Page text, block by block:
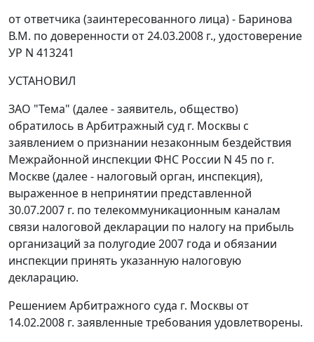
от ответчика (заинтересованного лица) - Баринова
В.М. по доверенности от 24.03.2008 г., удостоверение
УР N 413241
УСТАНОВИЛ
ЗАО "Тема" (далее - заявитель, общество)
обратилось в Арбитражный суд г. Москвы с
заявлением о признании незаконным бездействия
Межрайонной инспекции ФНС России N 45 по г.
Москве (далее - налоговый орган, инспекция),
выраженное в непринятии представленной
30.07.2007 г. по телекоммуникационным каналам
связи налоговой декларации по налогу на прибыль
организаций за полугодие 2007 года и обязании
инспекции принять указанную налоговую
декларацию.
Решением Арбитражного суда г. Москвы от
14.02.2008 г. заявленные требования удовлетворены.